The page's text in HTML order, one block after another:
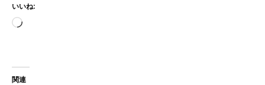
いいね:
読み込み中…
関連